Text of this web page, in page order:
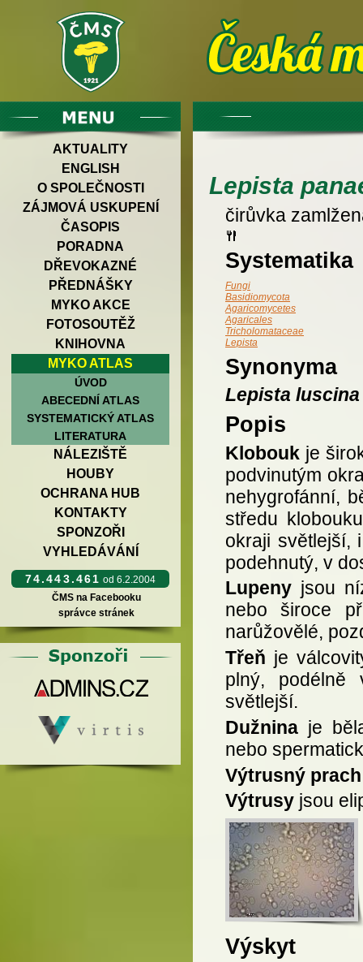
AKTUALITY
ENGLISH
O SPOLEČNOSTI
ZÁJMOVÁ USKUPENÍ
ČASOPIS
PORADNA
DŘEVOKAZNÉ
PŘEDNÁŠKY
MYKO AKCE
FOTOSOUTĚŽ
KNIHOVNA
MYKO ATLAS
ÚVOD
ABECEDNÍ ATLAS
SYSTEMATICKÝ ATLAS
LITERATURA
NÁLEZIŠTĚ
HOUBY
OCHRANA HUB
KONTAKTY
SPONZOŘI
VYHLEDÁVÁNÍ
74.443.461 od 6.2.2004
ČMS na Facebooku
správce stránek
Lepista
čirůvka
Systematika
Fungi
Basidiomycota
Agaricomycetes
Agaricales
Tricholomataceae
Lepista
Synonyma
Lepista luscina
Popis
Klobouk je
podvinutým
nehygrofánní,
středu
okraji světlejší,
podehnutý, v
Lupeny jsou
nebo široce
narůžovělé,
Třeň je
plný, podélně
světlejší.
Dužnina je
nebo
Výtrusný prach
Výtrusy jsou
Výskyt